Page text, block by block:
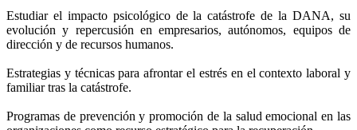
Estudiar el impacto psicológico de la catástrofe de la DANA, su
evolución y repercusión en empresarios, autónomos, equipos de
dirección y de recursos humanos.
Estrategias y técnicas para afrontar el estrés en el contexto laboral y
familiar tras la catástrofe.
Programas de prevención y promoción de la salud emocional en las